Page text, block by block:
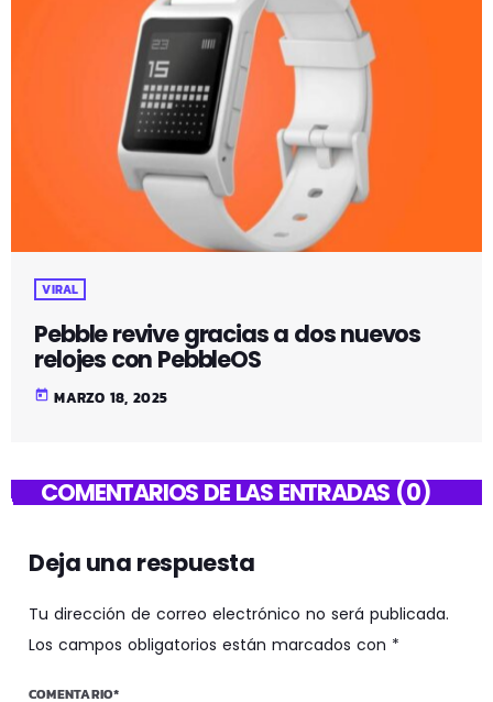
VIRAL
Pebble revive gracias a dos nuevos
relojes con PebbleOS
today MARZO 18, 2025
COMENTARIOS DE LAS ENTRADAS (0)
Deja una respuesta
Tu dirección de correo electrónico no será publicada.
Los campos obligatorios están marcados con *
COMENTARIO*